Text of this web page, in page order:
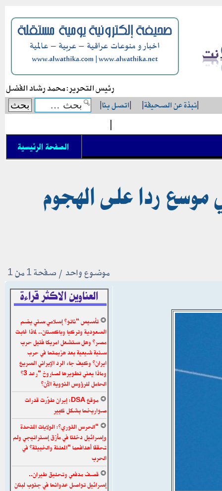
رئيس التحرير: محمد رشاد الفضل
|نبذة عن الصحيفة|
|اتصل بنا|
|
الصفحة الرئيسية
موسع ردا على الهجوم
موضوع واحد • صفحة1من1
العناوين الاكثر قراءة
تأسيس “ناتو” إسلامي سني يضم
السعودية وتركيا وباكستان.. لماذا غابت
مصر؟ وهل ستشعل امريكا فتيل حرب
سنية شيعية بعد هزيمتها في حرب
ايران؟ وكيف جاء الرد الإيراني السريع
وماذا يعني تطويرها لصاروخ “رعد 3”
الحامل للرؤوس النووية الآن؟
موقع DSA: إيران طوّرت قدرات
صواريخها بشكل كبير
“الحرس الثوري”: الولايات المتحدة
وإسرائيل دخلتا في مأزق إستراتيجي ولم
تحققا أهدافهما “المعلنة والخبيثة” في
الحرب
قصف مدفعي وتحليق طيران..
إسرائيل تواصل عدوانها في جنوب لبنان